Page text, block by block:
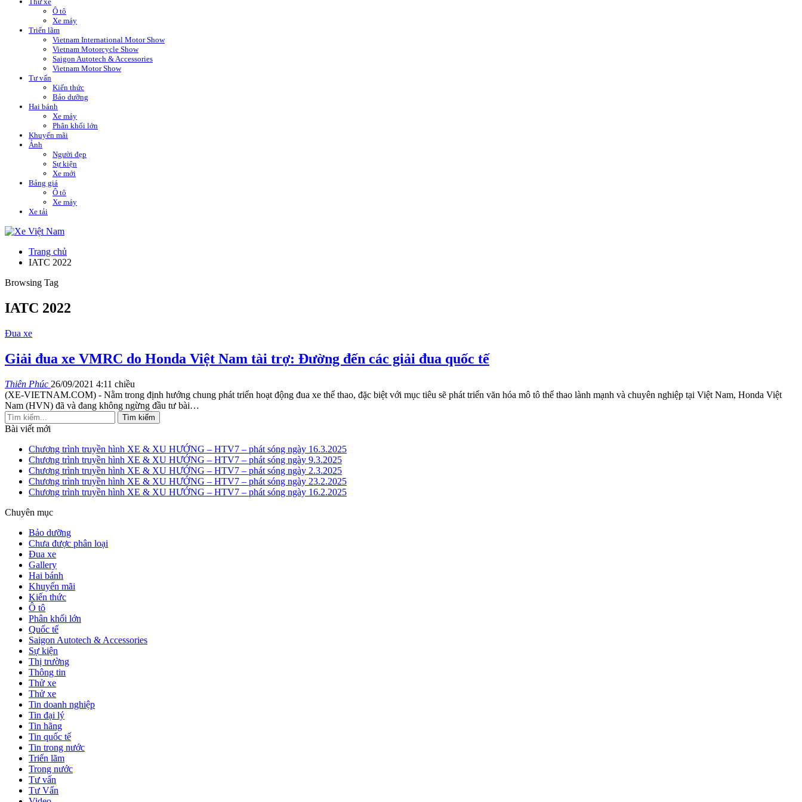
Ô tô
Xe máy
Triển lãm
Vietnam International Motor Show
Vietnam Motorcycle Show
Saigon Autotech & Accessories
Vietnam Motor Show
Tư vấn
Kiến thức
Bảo dưỡng
Hai bánh
Xe máy
Phân khối lớn
Khuyến mãi
Ảnh
Người đẹp
Sự kiện
Xe mới
Bảng giá
Ô tô
Xe máy
Xe tải
Trang chủ
IATC 2022
Browsing Tag
IATC 2022
Đua xe
Giải đua xe VMRC do Honda Việt Nam tài trợ: Đường đến các giải đua quốc tế
Thiên Phúc 26/09/2021 4:11 chiều
(XE-VIETNAM.COM) - Nằm trong định hướng chung phát triển hoạt động đua xe thể thao, đặc biệt với mục tiêu sẽ phát triển văn hóa mô tô thể thao lành mạnh và chuyên nghiệp tại Việt Nam, Honda Việt
Nam (HVN) đã và đang không ngừng đầu tư bài…
Bài viết mới
Chương trình truyền hình XE & XU HƯỚNG – HTV7 – phát sóng ngày 16.3.2025
Chương trình truyền hình XE & XU HƯỚNG – HTV7 – phát sóng ngày 9.3.2025
Chương trình truyền hình XE & XU HƯỚNG – HTV7 – phát sóng ngày 2.3.2025
Chương trình truyền hình XE & XU HƯỚNG – HTV7 – phát sóng ngày 23.2.2025
Chương trình truyền hình XE & XU HƯỚNG – HTV7 – phát sóng ngày 16.2.2025
Chuyên mục
Bảo dưỡng
Chưa được phân loại
Đua xe
Gallery
Hai bánh
Khuyến mãi
Kiến thức
Ô tô
Phân khối lớn
Quốc tế
Saigon Autotech & Accessories
Sự kiện
Thị trường
Thông tin
Thử xe
Thử xe
Tin doanh nghiệp
Tin đại lý
Tin hãng
Tin quốc tế
Tin trong nước
Triển lãm
Trong nước
Tư vấn
Tư Vấn